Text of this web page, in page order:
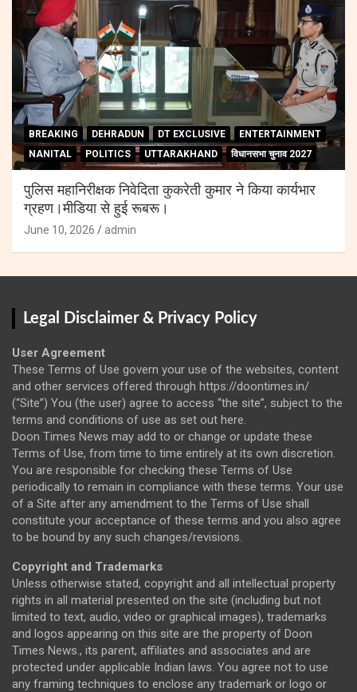
BREAKING DEHRADUN DT EXCLUSIVE
ENTERTAINMENT
NANITAL
POLITICS UTTARAKHAND विधानसभा चुनाव 2027
पुलिस महानिरीक्षक निवेदिता कुकरेती कुमार ने किया कार्यभार
ग्रहण।मीडिया से हुई रूबरू।
June 10, 2026 admin
Legal Disclaimer & Privacy Policy
User Agreement
These Terms of Use govern your use of the websites, content
and other services offered through https://doontimes.in/
(“Site”) You (the user) agree to access “the site”, subject to the
terms and conditions of use as set out here.
Doon Times News may add to or change or update these
Terms of Use, from time to time entirely at its own discretion.
You are responsible for checking these Terms of Use
periodically to remain in compliance with these terms. Your use
of a Site after any amendment to the Terms of Use shall
constitute your acceptance of these terms and you also agree
to be bound by any such changes/revisions.
Copyright and Trademarks
Unless otherwise stated, copyright and all intellectual property
rights in all material presented on the site (including but not
limited to text, audio, video or graphical images), trademarks
and logos appearing on this site are the property of Doon
Times News., its parent, affiliates and associates and are
protected under applicable Indian laws. You agree not to use
any framing techniques to enclose any trademark or logo or